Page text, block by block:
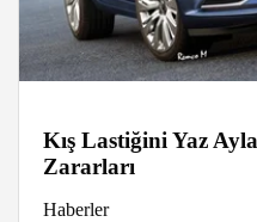
Kış Lastiğini Yaz
Zararları
Haberler